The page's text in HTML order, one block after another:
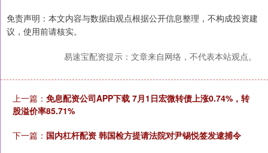
免责声明：本文内容与数据由观点根据公开信息整理，不构成投资建
议，使用前请核实。
易速宝配资提示：文章来自网络，不代表本站观点。
上一篇： 免息配资公司APP下载 7月1日宏微转债上涨0.74%，转
股溢价率85.71%
下一篇： 国内杠杆配资 韩国检方提请法院对尹锡悦签发逮捕令